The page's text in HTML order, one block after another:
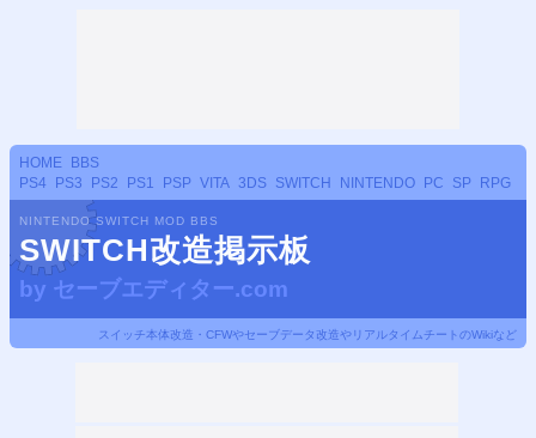
HOME
BBS
PS4
PS3 PS2 PS1 PSP VITA 3DS SWITCH NINTENDO PC SP RPG
NINTENDO SWITCH MOD BBS
SWITCH改造掲示板
by セーブエディター.com
スイッチ本体改造・CFWやセーブデータ改造やリアルタイムチートのWikiなど